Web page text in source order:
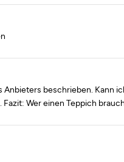
Anbieters beschrieben. Kann
Wer einen Teppich